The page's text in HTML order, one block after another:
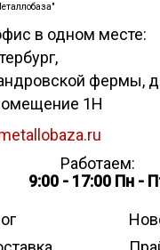
в одном месте:
,
фермы,
1Н
Работаем:
9:00 - 17:00 Пн -